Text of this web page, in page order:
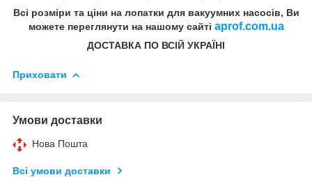
Всі розміри та ціни на лопатки для вакуумних насосів, Ви
можете переглянути на нашому сайті aprof.com.ua
ДОСТАВКА ПО ВСІЙ УКРАЇНІ
Приховати
Умови доставки
Нова Пошта
Всі умови доставки